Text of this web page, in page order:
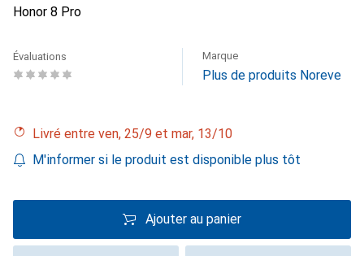
Honor 8 Pro
Évaluations Marque
Plus de produits Noreve
Livré entre ven, 25/9 et mar, 13/10
M'informer si le produit est disponible plus tôt
Ajouter au panier